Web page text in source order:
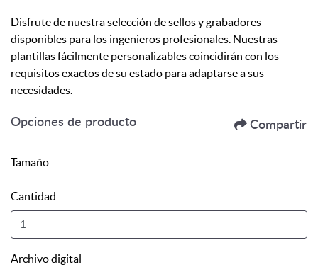
Disfrute de nuestra selección de sellos y grabadores
disponibles para los ingenieros profesionales. Nuestras
plantillas fácilmente personalizables coincidirán con los
requisitos exactos de su estado para adaptarse a sus
necesidades.
Opciones de producto Compartir
Tamaño
Cantidad
Archivo digital